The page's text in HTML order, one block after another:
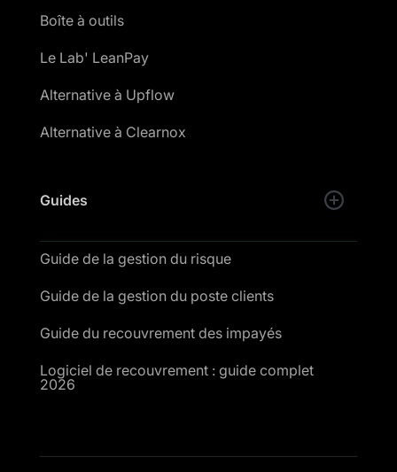
Boîte à outils
Le Lab' LeanPay
Alternative à Upflow
Alternative à Clearnox
Guides
Guide de la gestion du risque
Guide de la gestion du poste clients
Guide du recouvrement des impayés
Logiciel de recouvrement : guide complet
2026